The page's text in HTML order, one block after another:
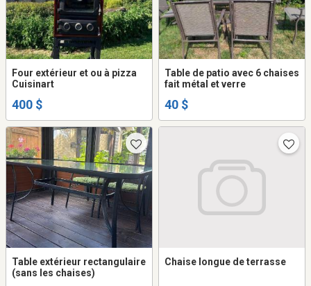
Four extérieur et ou à pizza
Cuisinart
400 $
Table de patio avec 6 chaises
fait métal et verre
40 $
Table extérieur rectangulaire
(sans les chaises)
Chaise longue de terrasse